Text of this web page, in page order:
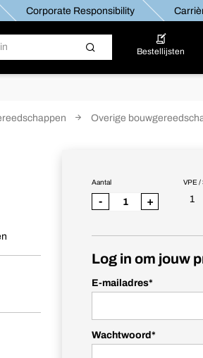
Corporate Responsibility
Bestellijsten
Overige
VPE /
1
Aantal
- +
Log in om jouw
E-mailadres*
Wachtwoord *